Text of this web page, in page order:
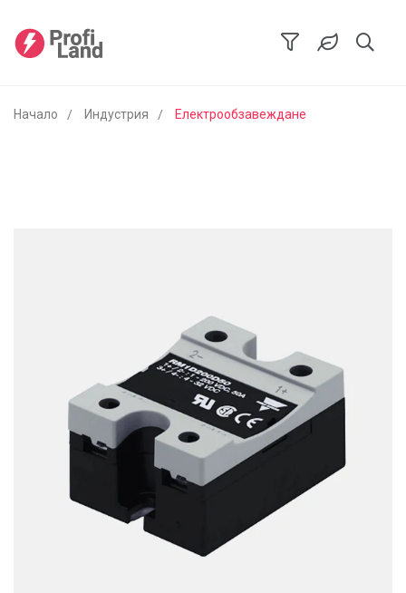
Начало Индустрия Електрообзавеждане